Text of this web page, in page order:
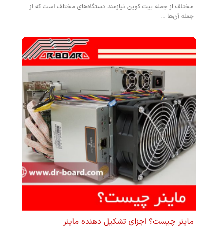
مختلف از جمله بیت کوین نیازمند دستگاه‌های مختلف است که از
جمله آن‌ها ...
ماینر چیست؟ اجزای تشکیل دهنده ماینر